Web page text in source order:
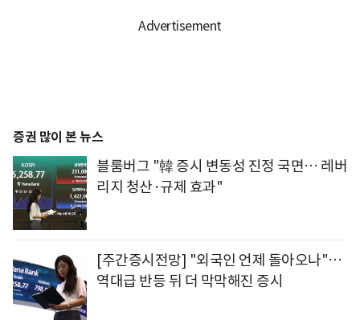
증권 많이 본 뉴스
블룸버그 "韓 증시 변동성 진정 국면… 레버
리지 청산·규제 효과"
[주간증시전망] "외국인 언제 돌아오나"…
역대급 반등 뒤 더 막막해진 증시